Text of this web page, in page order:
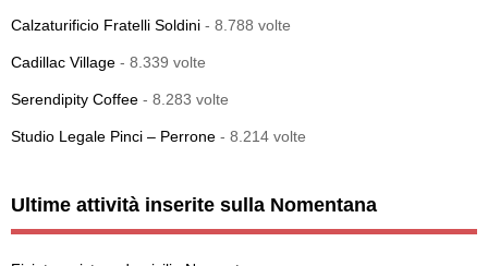
Calzaturificio Fratelli Soldini - 8.788 volte
Cadillac Village - 8.339 volte
Serendipity Coffee - 8.283 volte
Studio Legale Pinci – Perrone - 8.214 volte
Ultime attività inserite sulla Nomentana